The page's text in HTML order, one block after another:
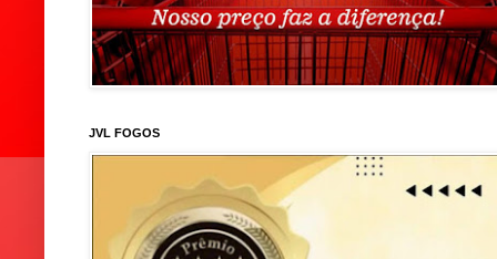
JVL FOGOS